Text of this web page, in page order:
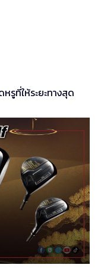
รูที่ให้ระยะทางสุด